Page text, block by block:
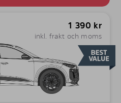
1 390 kr
inkl. frakt och moms